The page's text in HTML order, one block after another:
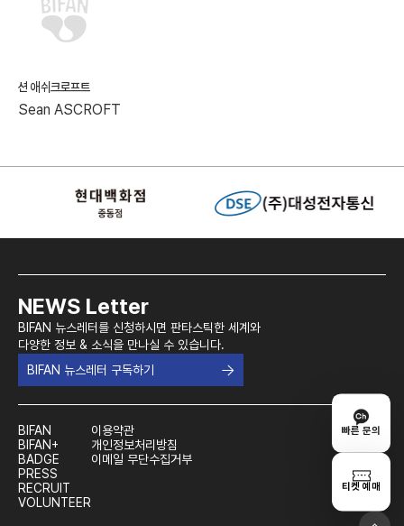
빠른 문의
티켓 예매
션 애쉬크로프트
Sean ASCROFT
NEWS Letter
BIFAN 뉴스레터를 신청하시면 판타스틱한 세계와
다양한 정보 & 소식을 만나실 수 있습니다.
BIFAN 뉴스레터 구독하기
BIFAN
BIFAN+
BADGE
PRESS
RECRUIT
VOLUNTEER
이용약관
개인정보처리방침
이메일 무단수집거부